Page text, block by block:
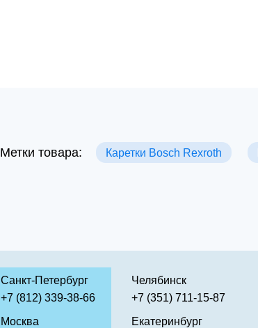
Метки товара: Каретки Bosch Rexroth
Санкт-Петербург
+7 (812) 339-38-66
Москва
Челябинск
+7 (351) 711-15-87
Екатеринбург